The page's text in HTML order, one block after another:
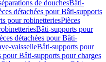
de douchesBâti-
détachées pour Bâti-supports
pour robinetteriesPièces
Bâti-supports pour
détachées pour Bâti-
vaisselleBâti-supports pour
pour Bâti-supports pour charges